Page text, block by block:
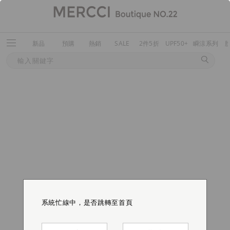
新品 預購 熱銷 SALE 2件5折 UPF50+ 瞬涼系列
系統忙線中，是否跳轉至首頁
系統忙線中，是否跳轉至首頁
系統忙線中，是否跳轉至首頁
系統忙線中，是否跳轉至首頁
系統忙線中，是否跳轉至首頁